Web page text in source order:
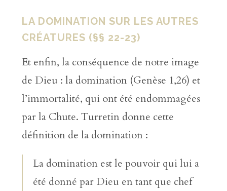
LA DOMINATION SUR LES AUTRES
CRÉATURES (§§ 22-23)
Et enfin, la conséquence de notre image
de Dieu : la domination (Genèse 1,26) et
l’immortalité, qui ont été endommagées
par la Chute. Turretin donne cette
définition de la domination :
La domination est le pouvoir qui lui a
été donné par Dieu en tant que chef